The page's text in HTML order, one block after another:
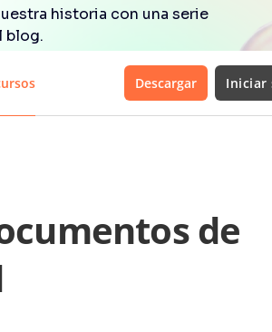
historia con una serie
blog.
Descargar Iniciar
de